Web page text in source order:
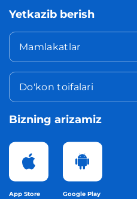
Yetkazib berish
Mamlakatlar
Do'kon toifalari
Bizning arizamiz
App Store Google Play